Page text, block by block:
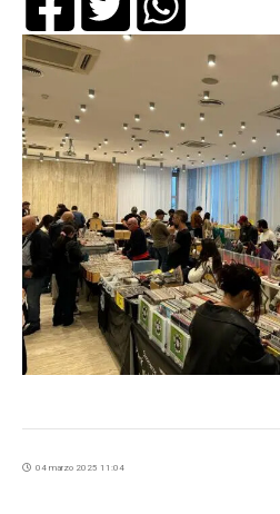
04 marzo 2025 11:04